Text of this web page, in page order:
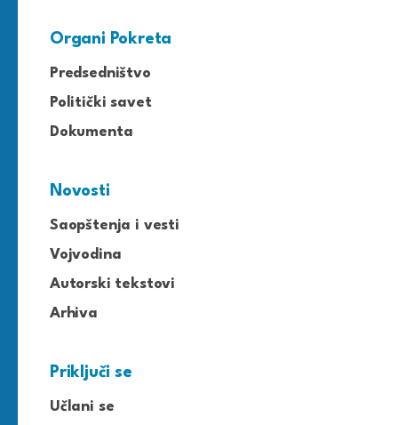
Organi Pokreta
Predsedništvo
Politički savet
Dokumenta
Novosti
Saopštenja i vesti
Vojvodina
Autorski tekstovi
Arhiva
Priključi se
Učlani se